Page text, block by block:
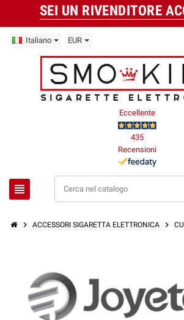
SEI UN RIVENDITORE
Italiano EUR
Eccellente
435
Recensioni
view_headline
chevron_right ACCESSORI SIGARETTA ELETTRONICA chevron_right